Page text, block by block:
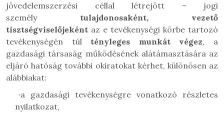
jövedelemszerzési céllal létrejött – jogi
személy tulajdonosaként, vezető
tisztségviselőjeként az e tevékenységi körbe tartozó
tevékenységén túl tényleges munkát végez, a
gazdasági társaság működésének alátámasztására az
eljáró hatóság további okiratokat kérhet, különösen az
alábbiakat:
·a gazdasági tevékenységre vonatkozó részletes
nyilatkozat,